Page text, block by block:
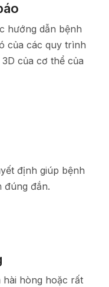
hướng dẫn bệnh
của các quy trình
của cơ thể của
định giúp bệnh
đúng đắn.
hòng hoặc rất